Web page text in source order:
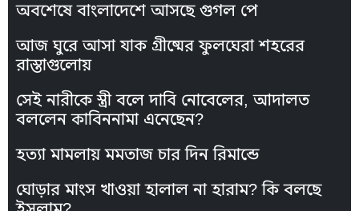
অবশেষে বাংলাদেশে আসছে গুগল পে
আজ ঘুরে আসা যাক গ্রীষ্মের ফুলঘেরা শহরের
রাস্তাগুলোয়
সেই নারীকে স্ত্রী বলে দাবি নোবেলের, আদালত
বললেন কাবিননামা এনেছেন?
হত্যা মামলায় মমতাজ চার দিন রিমান্ডে
ঘোড়ার মাংস খাওয়া হালাল না হারাম? কি বলছে